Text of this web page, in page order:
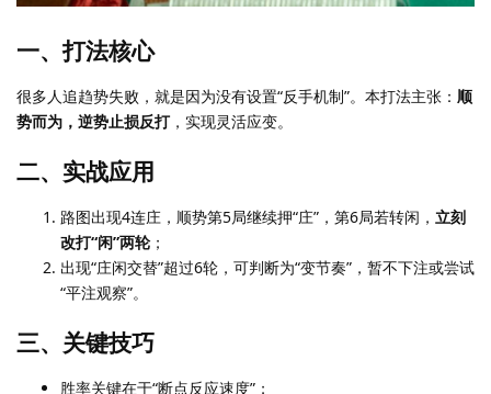
一、打法核心
很多人追趋势失败，就是因为没有设置“反手机制”。本打法主张： 顺
势而为，逆势止损反打，实现灵活应变。
二、实战应用
路图出现4连庄，顺势第5局继续押“庄”，第6局若转闲， 立刻
改打“闲”两轮；
出现“庄闲交替”超过6轮，可判断为“变节奏”，暂不下注或尝试
“平注观察”。
三、关键技巧
胜率关键在于“断点反应速度”；